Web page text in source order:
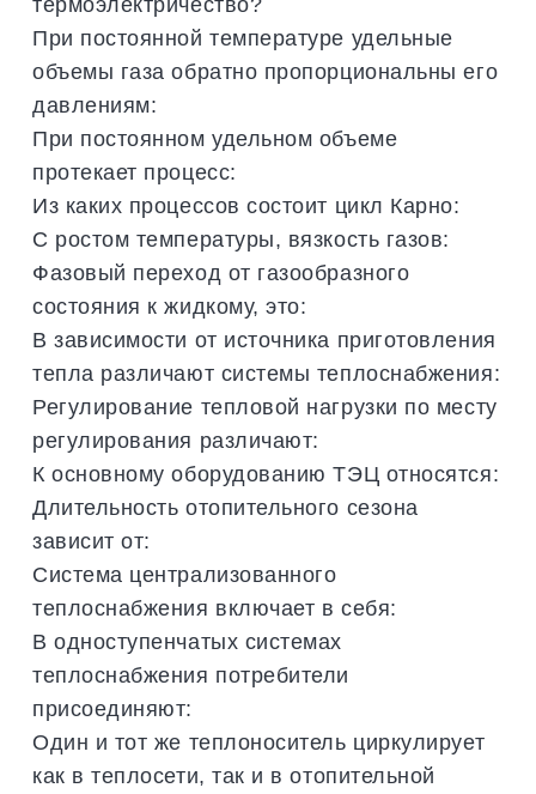
При постоянной температуре удельные
объемы газа обратно пропорциональны его
давлениям:
При постоянном удельном объеме
протекает процесс:
Из каких процессов состоит цикл Карно:
С ростом температуры, вязкость газов:
Фазовый переход от газообразного
состояния к жидкому, это:
В зависимости от источника приготовления
тепла различают системы теплоснабжения:
Регулирование тепловой нагрузки по месту
регулирования различают:
К основному оборудованию ТЭЦ относятся:
Длительность отопительного сезона
зависит от:
Система централизованного
теплоснабжения включает в себя:
В одноступенчатых системах
теплоснабжения потребители
присоединяют:
Один и тот же теплоноситель циркулирует
как в теплосети, так и в отопительной